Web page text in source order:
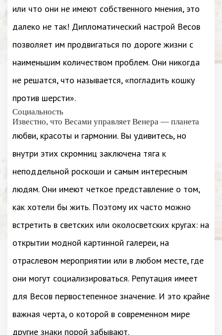
или что они не имеют собственного мнения, это
далеко не так! Дипломатический настрой Весов
позволяет им продвигаться по дороге жизни с
наименьшим количеством проблем. Они никогда
не решатся, что называется, «погладить кошку
против шерсти».
Социальность
Известно, что Весами управляет Венера — планета
любви, красоты и гармонии. Вы удивитесь, но
внутри этих скромниц заключена тяга к
неподдельной роскоши и самым интересным
людям. Они имеют четкое представление о том,
как хотели бы жить. Поэтому их часто можно
встретить в светских или околосветских кругах: на
открытии модной картинной галереи, на
отраслевом мероприятии или в любом месте, где
они могут социализироваться. Репутация имеет
для Весов первостепенное значение. И это крайне
важная черта, о которой в современном мире
другие знаки порой забывают.